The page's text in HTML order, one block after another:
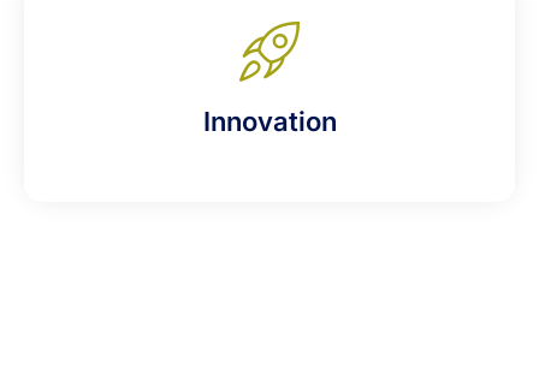
Innovation